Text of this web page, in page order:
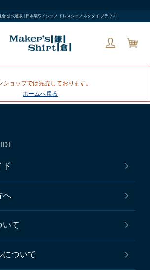
倉 公式通販 | 日本製ワイシャツ ドレスシャツ ネクタイ ブラウス
ョップでは完売しております。
ホームへ戻る
ド
へ
いて
について